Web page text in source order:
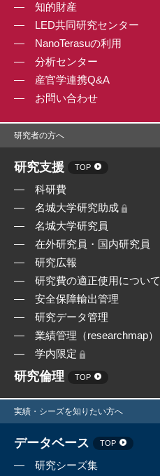
知的財産
LED共同研究センター
NanoTerasuの利用
分析センター
産官学連携Q&A
お問い合わせ
研究者の方へ
研究支援 TOP
科研費
名城大学研究助成
名城大学研究員
在外研究員・国内研究員
研究広報
研究費の適正使用について
安全保障輸出管理
研究データ管理
業績管理（researchmap）
学内限定
研究倫理 TOP
実績・シーズを知りたい方へ
データベース TOP
研究シーズ集